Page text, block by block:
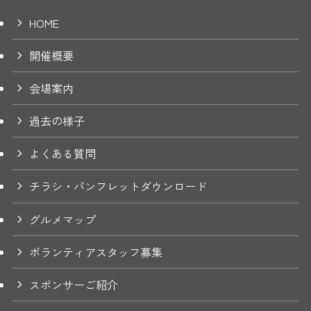
HOME
開催概要
会場案内
過去の様子
よくある質問
チラシ・パンフレットダウンロード
グルメマップ
ボランティアスタッフ募集
スポンサーご紹介